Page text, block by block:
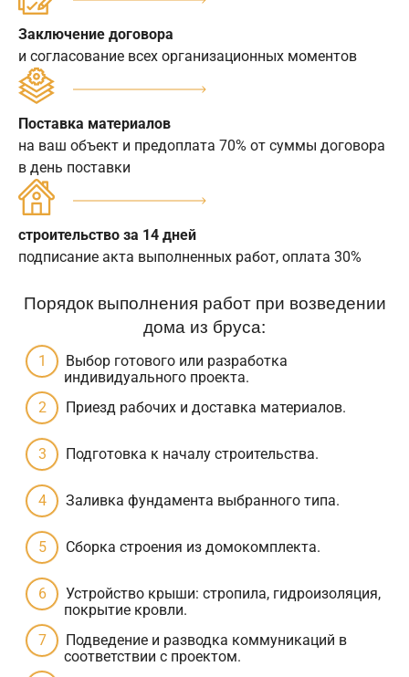
Заключение договора
и согласование всех организационных моментов
Поставка материалов
на ваш объект и предоплата 70% от суммы договора
в день поставки
строительство за 14 дней
подписание акта выполненных работ, оплата 30%
Порядок выполнения работ при возведении
дома из бруса:
Выбор готового или разработка
индивидуального проекта.
Приезд рабочих и доставка материалов.
Подготовка к началу строительства.
Заливка фундамента выбранного типа.
Сборка строения из домокомплекта.
Устройство крыши: стропила, гидроизоляция,
покрытие кровли.
Подведение и разводка коммуникаций в
соответствии с проектом.